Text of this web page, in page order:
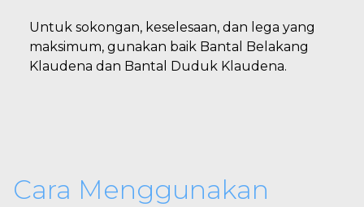
Untuk sokongan, keselesaan, dan lega yang
maksimum, gunakan baik Bantal Belakang
Klaudena dan Bantal Duduk Klaudena.
Cara Menggunakan